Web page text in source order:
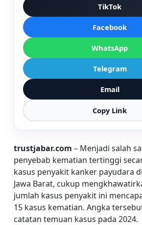
TikTok
Facebook
WhatsApp
Telegram
Email
Copy Link
trustjabar.com – Menjadi salah
penyebab kematian tertinggi
kasus penyakit kanker payudara
Jawa Barat, cukup
jumlah kasus penyakit ini
15 kasus kematian. Angka
catatan temuan kasus pada 2024.